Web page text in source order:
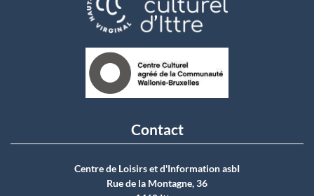
Contact
Centre de Loisirs et d'Information asbI
Rue de la Montagne, 36